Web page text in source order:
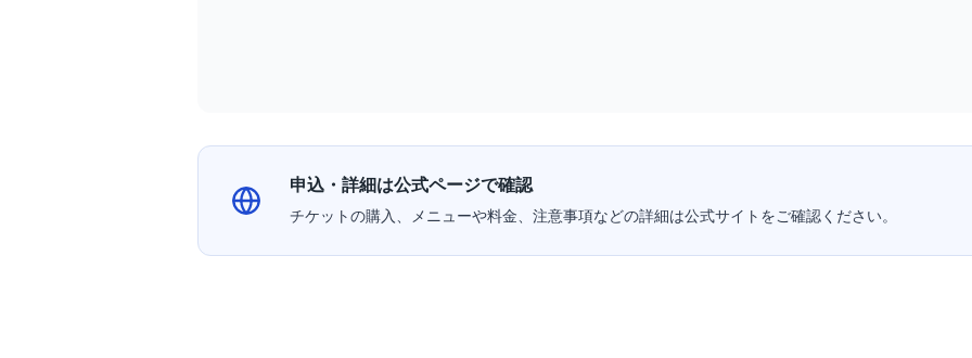
申込・詳細は公式ページで確認
チケットの購入、メニューや料金、注意事項などの詳細は公式サイトをご確認ください。